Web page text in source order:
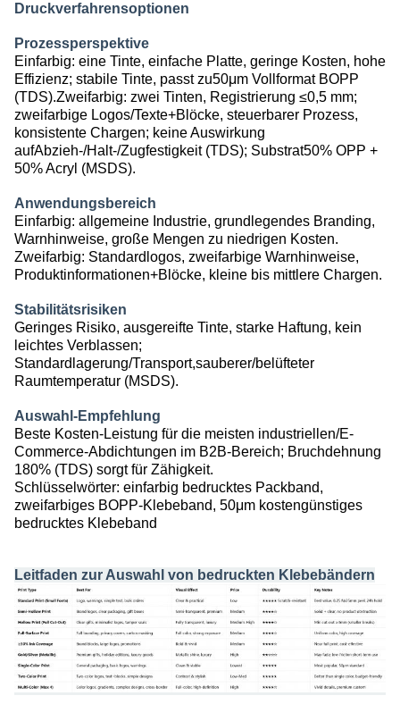
Druckverfahrensoptionen
Prozessperspektive
Einfarbig: eine Tinte, einfache Platte, geringe Kosten, hohe
Effizienz; stabile Tinte, passt zu50μm Vollformat BOPP
(TDS).Zweifarbig: zwei Tinten, Registrierung ≤0,5 mm;
zweifarbige Logos/Texte+Blöcke, steuerbarer Prozess,
konsistente Chargen; keine Auswirkung
aufAbzieh-/Halt-/Zugfestigkeit (TDS); Substrat50% OPP +
50% Acryl (MSDS).
Anwendungsbereich
Einfarbig: allgemeine Industrie, grundlegendes Branding,
Warnhinweise, große Mengen zu niedrigen Kosten.
Zweifarbig: Standardlogos, zweifarbige Warnhinweise,
Produktinformationen+Blöcke, kleine bis mittlere Chargen.
Stabilitätsrisiken
Geringes Risiko, ausgereifte Tinte, starke Haftung, kein
leichtes Verblassen;
Standardlagerung/Transport,sauberer/belüfteter
Raumtemperatur (MSDS).
Auswahl-Empfehlung
Beste Kosten-Leistung für die meisten industriellen/E-
Commerce-Abdichtungen im B2B-Bereich; Bruchdehnung
180% (TDS) sorgt für Zähigkeit.
Schlüsselwörter: einfarbig bedrucktes Packband,
zweifarbiges BOPP-Klebeband, 50μm kostengünstiges
bedrucktes Klebeband
Leitfaden zur Auswahl von bedruckten Klebebändern